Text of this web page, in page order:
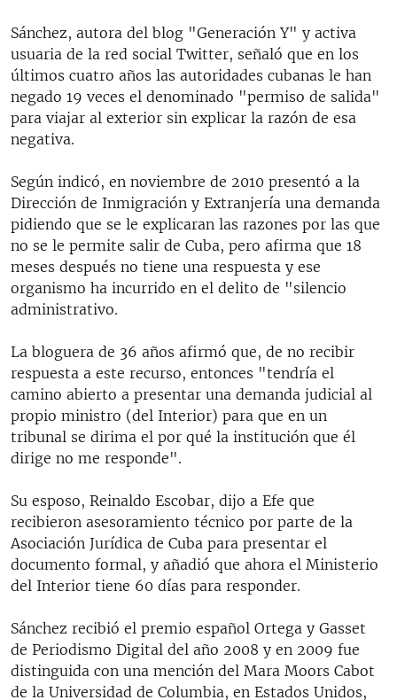
Sánchez, autora del blog "Generación Y" y activa
usuaria de la red social Twitter, señaló que en los
últimos cuatro años las autoridades cubanas le han
negado 19 veces el denominado "permiso de salida"
para viajar al exterior sin explicar la razón de esa
negativa.
Según indicó, en noviembre de 2010 presentó a la
Dirección de Inmigración y Extranjería una demanda
pidiendo que se le explicaran las razones por las que
no se le permite salir de Cuba, pero afirma que 18
meses después no tiene una respuesta y ese
organismo ha incurrido en el delito de "silencio
administrativo.
La bloguera de 36 años afirmó que, de no recibir
respuesta a este recurso, entonces "tendría el
camino abierto a presentar una demanda judicial al
propio ministro (del Interior) para que en un
tribunal se dirima el por qué la institución que él
dirige no me responde".
Su esposo, Reinaldo Escobar, dijo a Efe que
recibieron asesoramiento técnico por parte de la
Asociación Jurídica de Cuba para presentar el
documento formal, y añadió que ahora el Ministerio
del Interior tiene 60 días para responder.
Sánchez recibió el premio español Ortega y Gasset
de Periodismo Digital del año 2008 y en 2009 fue
distinguida con una mención del Mara Moors Cabot
de la Universidad de Columbia, en Estados Unidos,